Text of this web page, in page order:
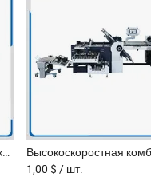
Автоматическая машина для склеивания двойных концов обложки для переплета hardcover книг
1,00 $ / шт.